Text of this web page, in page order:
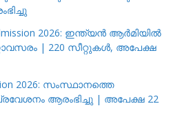
2026: ഇന്ത്യൻ ആർമിയിൽ
| 220 സീറ്റുകൾ, അപേക്ഷ
2026: സംസ്ഥാനത്തെ
ആരംഭിച്ചു | അപേക്ഷ 22